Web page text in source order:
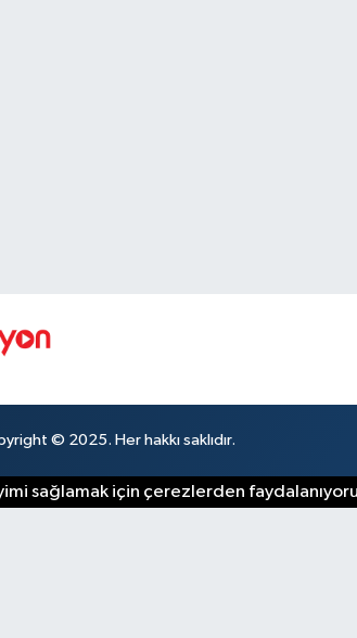
© 2025. Her hakkı saklıdır.
sağlamak için çerezlerden